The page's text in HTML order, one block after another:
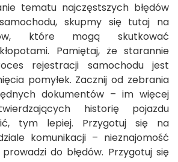
tematu najczęstszych błędów
skupmy się tutaj na
które mogą skutkować
Pamiętaj, że starannie
rejestracji samochodu jest
pomyłek. Zacznij od zebrania
dokumentów – im więcej
historię pojazdu
tym lepiej. Przygotuj się na
komunikacji – nieznajomość
do błędów. Przygotuj się